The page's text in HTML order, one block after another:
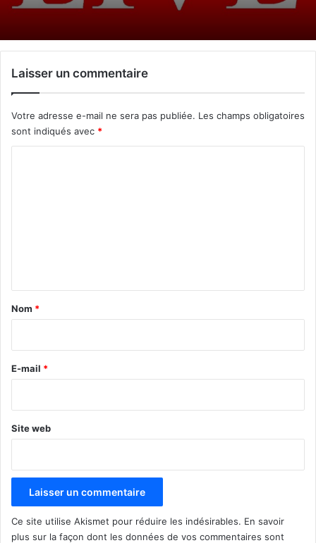
Laisser un commentaire
Votre adresse e-mail ne sera pas publiée. Les champs obligatoires
sont indiqués avec *
a
e
Nom *
E-mail *
Site web
Ce site utilise Akismet pour réduire les indésirables. En savoir
plus sur la façon dont les données de vos commentaires sont